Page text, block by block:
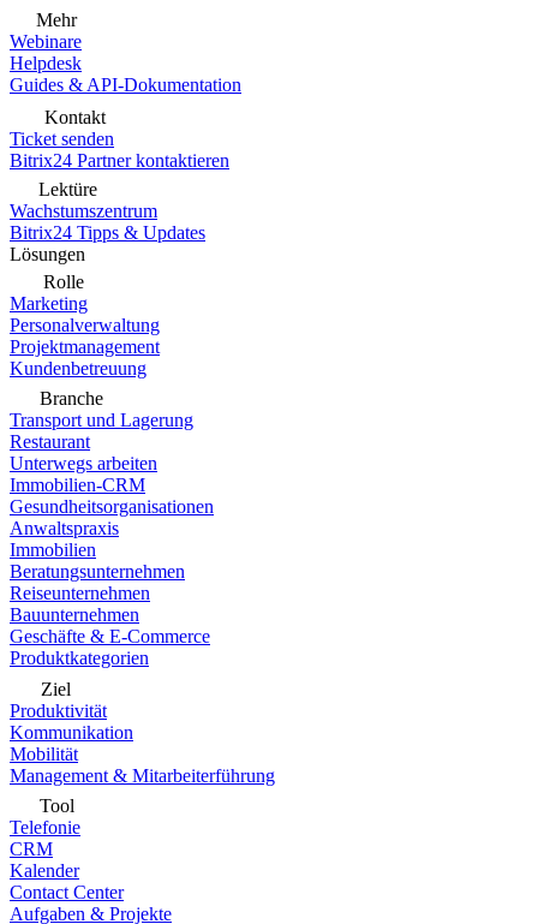
Mehr
Webinare
Helpdesk
Guides & API-Dokumentation
Kontakt
Ticket senden
Bitrix24 Partner kontaktieren
Lektüre
Wachstumszentrum
Bitrix24 Tipps & Updates
Lösungen
Rolle
Marketing
Personalverwaltung
Projektmanagement
Kundenbetreuung
Branche
Transport und Lagerung
Restaurant
Unterwegs arbeiten
Immobilien-CRM
Gesundheitsorganisationen
Anwaltspraxis
Immobilien
Beratungsunternehmen
Reiseunternehmen
Bauunternehmen
Geschäfte & E-Commerce
Produktkategorien
Ziel
Produktivität
Kommunikation
Mobilität
Management & Mitarbeiterführung
Tool
Telefonie
CRM
Kalender
Contact Center
Aufgaben & Projekte